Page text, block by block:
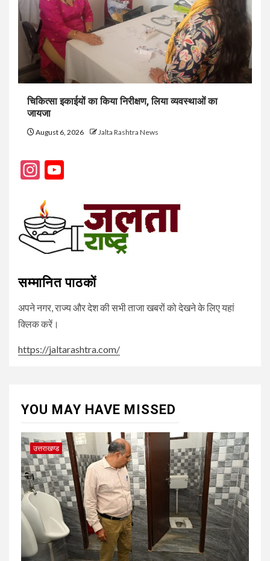
चिकित्सा इकाईयों का किया निरीक्षण, लिया व्यवस्थाओं का
जायजा
August 6, 2026 Jalta Rashtra News
Instagram
सम्मानित पाठकों
अपने नगर, राज्य और देश की सभी ताजा खबरों को देखने के लिए यहां
क्लिक करें।
https://jaltarashtra.com/
YOU MAY HAVE MISSED
उत्तराखण्ड